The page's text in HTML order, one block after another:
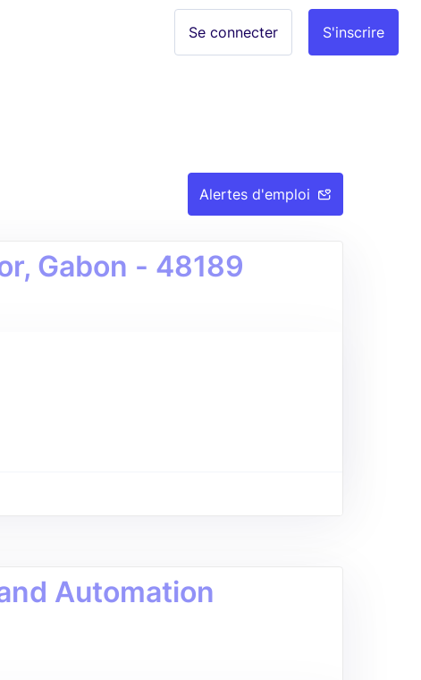
S'inscrire
Se connecter
Alertes d'emploi
Gabon - 48189
Automation